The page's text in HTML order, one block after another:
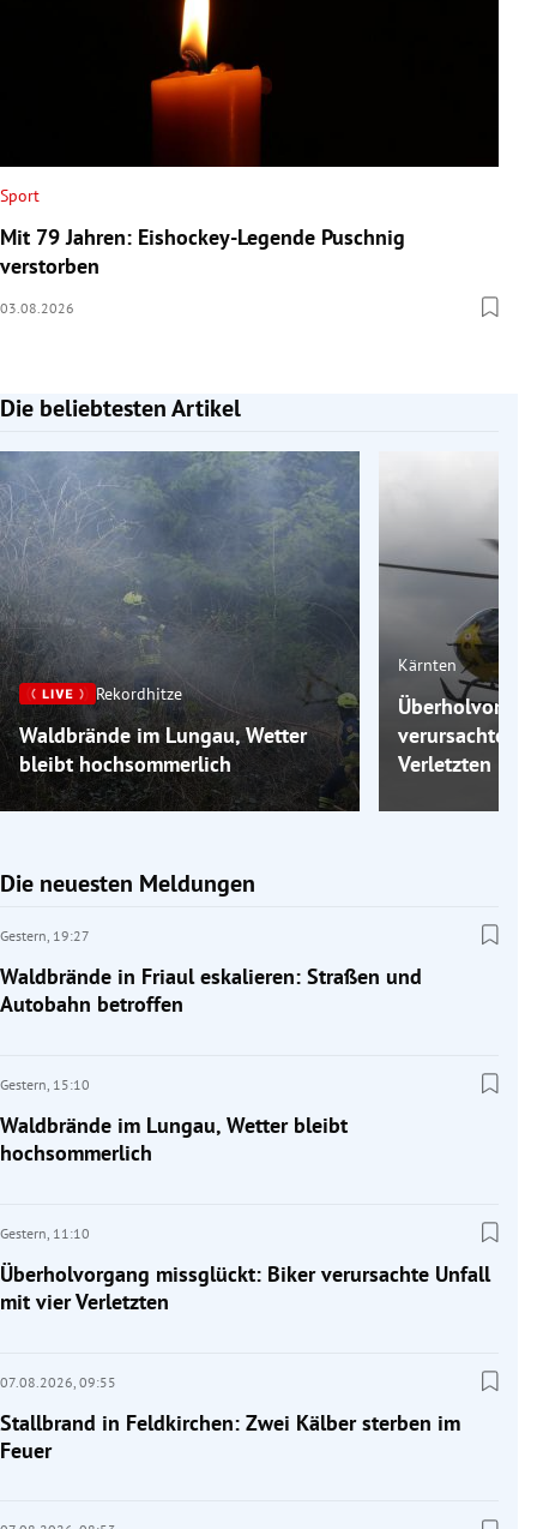
Sport
Mit 79 Jahren: Eishockey-Legende Puschnig
verstorben
03.08.2026
Die beliebtesten Artikel
Slide 1 von 7
Rekordhitze
Waldbrände im Lungau, Wetter
bleibt hochsommerlich
Kärnten
verursachte
Verletzten
Die neuesten Meldungen
Gestern, 19:27
Waldbrände in Friaul eskalieren: Straßen und
Autobahn betroffen
Gestern, 15:10
Waldbrände im Lungau, Wetter bleibt
hochsommerlich
Gestern, 11:10
Überholvorgang missglückt: Biker verursachte Unfall
mit vier Verletzten
07.08.2026, 09:55
Stallbrand in Feldkirchen: Zwei Kälber sterben im
Feuer